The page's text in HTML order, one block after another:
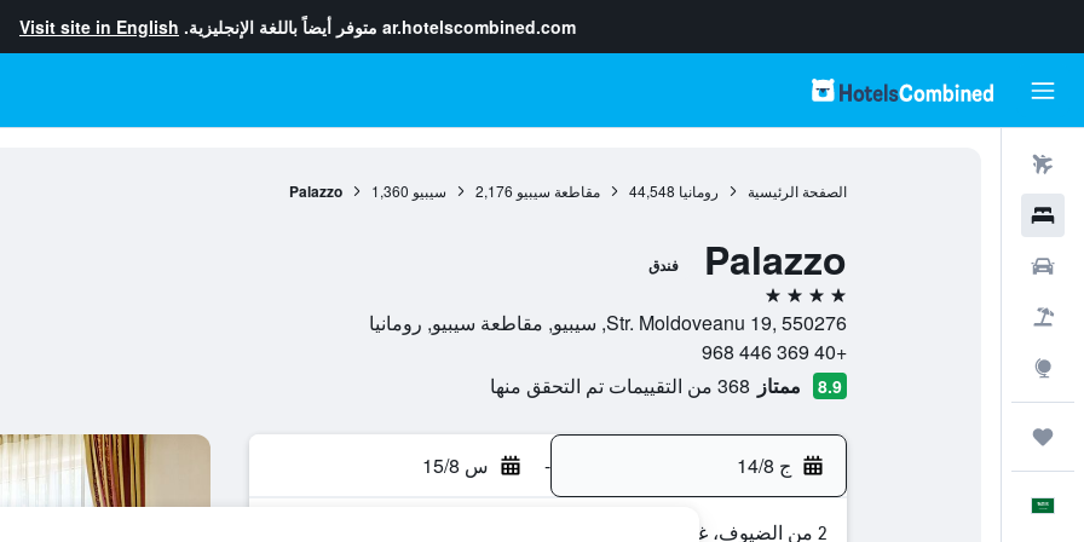
ar.hotelscombined.com متوفر أيضاً باللغة الإنجليزية. Visit site in English
الصفحة الرئيسية رومانيا 44,548 مقاطعة سيبيو 2,176 سيبيو 1,360
Palazzo
Palazzo فندق
4 نجوم
Str. Moldoveanu 19, 550276, سيبيو, مقاطعة سيبيو, رومانيا
+40 369 446 968
8.9 ممتاز 368 من التقييمات تم التحقق منها
ج 14/8 - س 15/8
2 من الضيوف، غرفة واحدة